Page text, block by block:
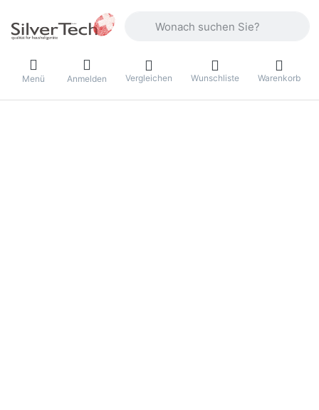
Menü Anmelden Vergleichen Wunschliste Warenkorb